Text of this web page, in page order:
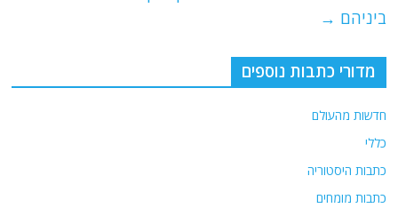
ביניהם →
מדורי כתבות נוספים
חדשות מהעולם
כללי
כתבות היסטוריה
כתבות מומחים